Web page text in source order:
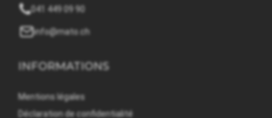
041 449 09 90
info@mato.ch
INFORMATIONS
Mentions légales
Déclaration de confidentialité